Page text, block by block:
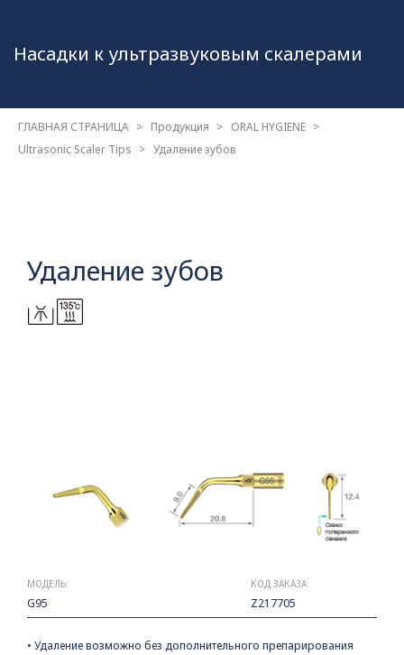
Насадки к ультразвуковым скалерами
ГЛАВНАЯ СТРАНИЦА Продукция
ORAL HYGIENE
Ultrasonic Scaler Tips
Удаление зубов
Удаление зубов
МОДЕЛЬ:
G95
КОД ЗАКАЗА:
Z217705
• Удаление возможно без дополнительного препарирования